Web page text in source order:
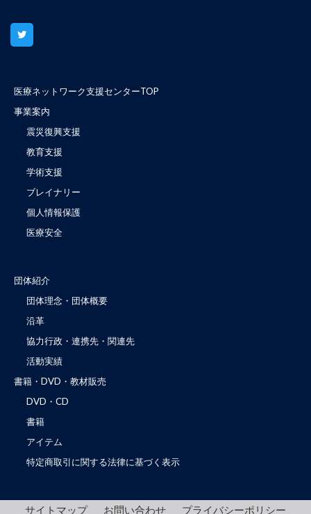
医療ネットワーク支援センターTOP
事業案内
震災復興支援
教育支援
学術支援
ブレイナリー
個人情報保護
医療安全
団体紹介
団体理念・団体概要
沿革
協力行政・連携先・関連先
活動実績
書籍・DVD・教材販売
DVD・CD
書籍
アイテム
特定商取引に関する法律に基づく表示
サイトマップ お問い合わせ プライバシーポリシー